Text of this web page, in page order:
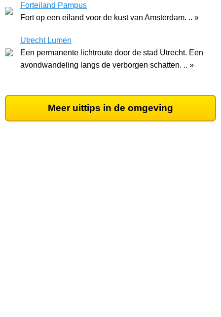
Forteiland Pampus
Fort op een eiland voor de kust van Amsterdam. .. »
Utrecht Lumen
Een permanente lichtroute door de stad Utrecht. Een
avondwandeling langs de verborgen schatten. .. »
Meer uittips in de omgeving